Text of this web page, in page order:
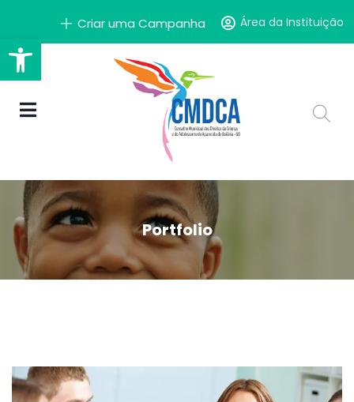
Barra de Ferramentas
Área da Instituição
Criar uma Campanha
Portfolio